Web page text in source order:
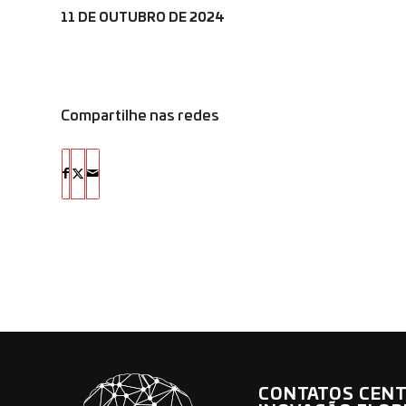
11 DE OUTUBRO DE 2024
Compartilhe nas redes
CONTATOS